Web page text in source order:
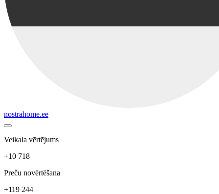
nostrahome.ee
Veikala vērtējums
+10 718
Preču novērtēšana
+119 244